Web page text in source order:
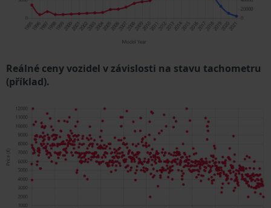
Reálné ceny vozidel v závislosti na stavu tachometru
(příklad).